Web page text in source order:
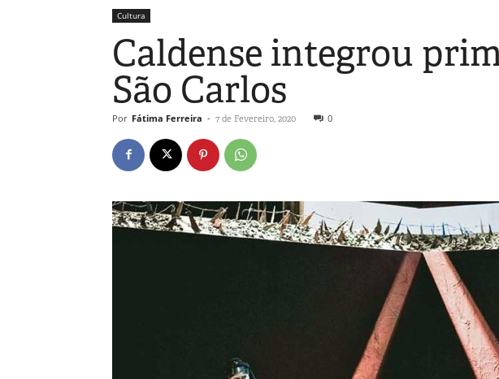
Cultura
Caldense integrou
São Carlos
Por Fátima Ferreira - 7 de Fevereiro, 2020 0